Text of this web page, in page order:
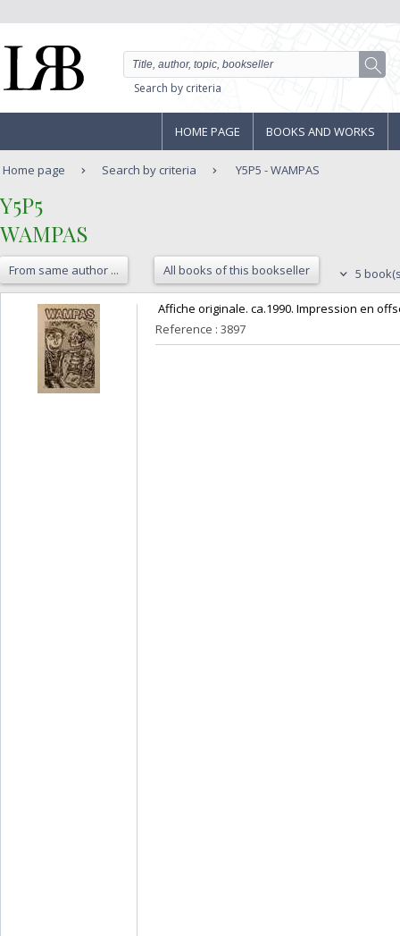
Search by criteria
HOME PAGE BOOKS AND WORKS
Home page Search by criteria Y5P5 - WAMPAS
‎Y5P5‎
‎WAMPAS‎
From same author ... All books of this bookseller 5
Affiche originale. ca.1990. Impression en
Reference : 3897